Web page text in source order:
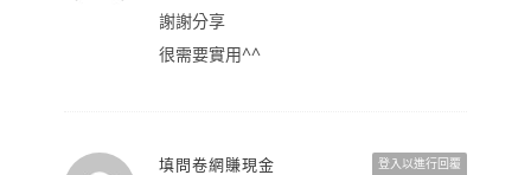
謝謝分享
很需要實用^^
登入以進行回覆
填問卷網賺現金